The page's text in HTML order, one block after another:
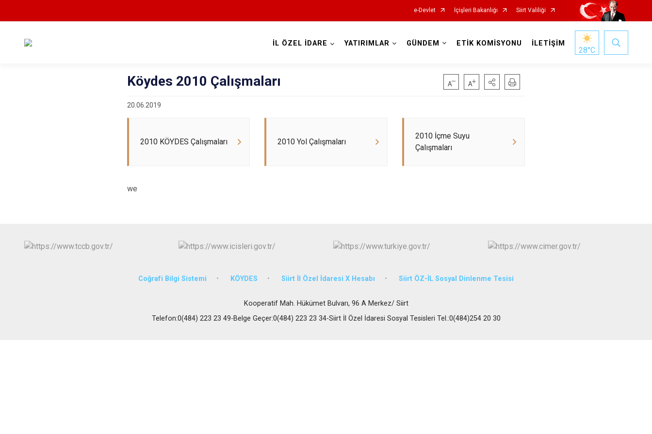
e-Devlet İçişleri Bakanlığı Siirt Valiliği
İL ÖZEL İDARE YATIRIMLAR GÜNDEM ETİK KOMİSYONU İLETİŞİM
28°C
Köydes 2010 Çalışmaları
20.06.2019
2010 KÖYDES Çalışmaları 2010 Yol Çalışmaları
2010 İçme Suyu
Çalışmaları
we
Coğrafi Bilgi Sistemi KÖYDES Siirt İl Özel İdaresi X Hesabı Siirt ÖZ-İL Sosyal Dinlenme Tesisi
Kooperatif Mah. Hükümet Bulvarı, 96 A Merkez/ Siirt
Telefon:0(484) 223 23 49-Belge Geçer:0(484) 223 23 34-Siirt İl Özel İdaresi Sosyal Tesisleri Tel.:0(484)254 20 30